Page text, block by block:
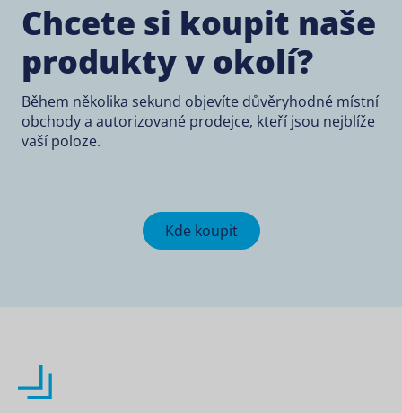
Chcete si koupit naše
produkty v okolí?
Během několika sekund objevíte důvěryhodné místní
obchody a autorizované prodejce, kteří jsou nejblíže
vaší poloze.
Kde koupit